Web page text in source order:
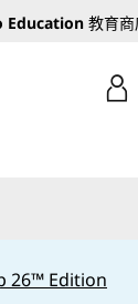
Education 教育
26™ Edition